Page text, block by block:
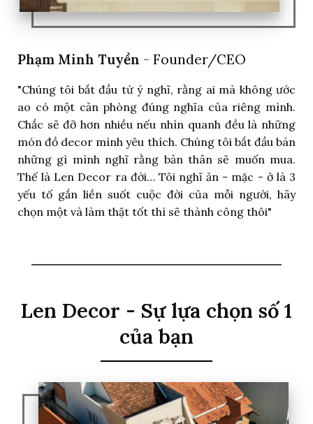
Phạm Minh Tuyền - Founder/CEO
"Chúng tôi bắt đầu từ ý nghĩ, rằng ai mà không ước
ao có một căn phòng đúng nghĩa của riêng mình.
Chắc sẽ đỡ hơn nhiều nếu nhìn quanh đều là những
món đồ decor mình yêu thích. Chúng tôi bắt đầu bán
những gì mình nghĩ rằng bản thân sẽ muốn mua.
Thế là Len Decor ra đời… Tôi nghĩ ăn - mặc - ở là 3
yếu tố gắn liền suốt cuộc đời của mỗi người, hãy
chọn một và làm thật tốt thì sẽ thành công thôi"
Len Decor - Sự lựa chọn số 1
của bạn